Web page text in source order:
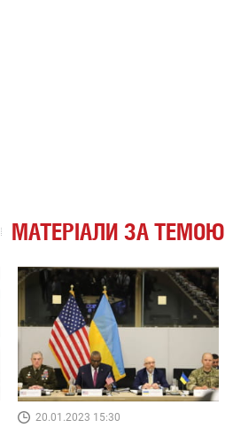
МАТЕРІАЛИ ЗА ТЕМОЮ
20.01.2023 15:30